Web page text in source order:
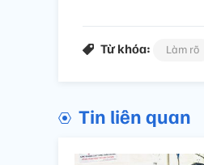
Từ khóa: Làm rõ
Tin liên quan